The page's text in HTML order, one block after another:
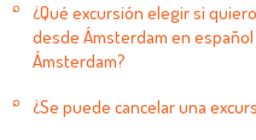
¿Qué excursión elegir si
desde Ámsterdam en
Ámsterdam?
¿Se puede cancelar una